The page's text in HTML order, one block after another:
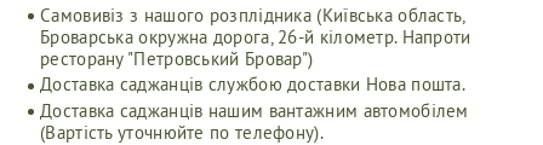
Самовивіз з нашого розплідника (Київська область,
Броварська окружна дорога, 26-й кілометр. Напроти
ресторану "Петровський Бровар")
Доставка саджанців службою доставки Нова пошта.
Доставка саджанців нашим вантажним автомобілем
(Вартість уточнюйте по телефону).